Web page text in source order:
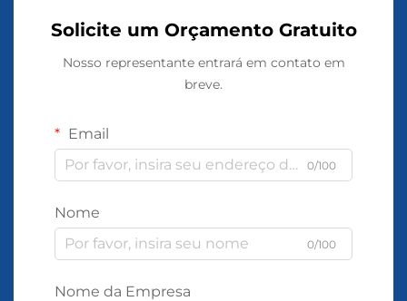
Solicite um Orçamento Gratuito
Nosso representante entrará em contato em
breve.
Email
0/100
Nome
0/100
Nome da Empresa